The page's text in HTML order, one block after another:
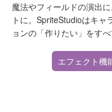
魔法やフィールドの演出
トに。SpriteStudioはキ
ョンの「作りたい」をすべ
エフェクト機